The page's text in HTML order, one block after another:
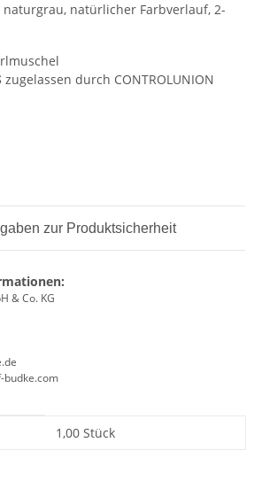
natürlicher Farbverlauf, 2-
zugelassen durch CONTROLUNION
zur Produktsicherheit
& Co. KG
budke.com
1,00 Stück